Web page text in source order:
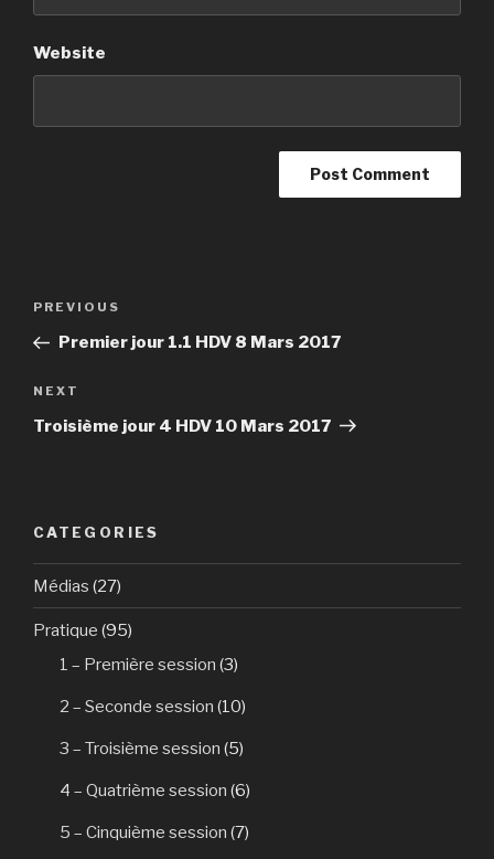
Website
Post
Previous
Post
PREVIOUS
Premier jour 1.1 HDV 8 Mars 2017
Next
Post
NEXT
Troisième jour 4 HDV 10 Mars 2017
CATEGORIES
Médias (27)
Pratique (95)
1 – Première session (3)
2 – Seconde session (10)
3 – Troisième session (5)
4 – Quatrième session (6)
5 – Cinquième session (7)